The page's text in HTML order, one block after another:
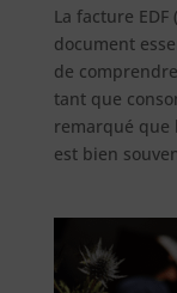
La facture
document
de
tant que
remarqué que
est bien